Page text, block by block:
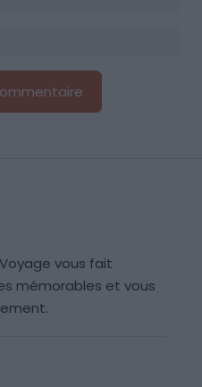
vous fait
mémorables et vous